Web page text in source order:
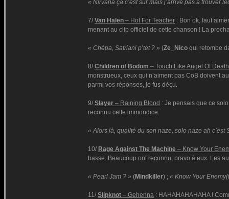
« Nirvana ça c’est sûr mais j’arrive pas à trouver
7/ Van Halen – Hot For Teacher : Bon ok, faut
menant au clip officiel de cette chanson ! La
« Chépa, Satriani p’tet ? » (Ze_Nico qui retombe
8/ Children of Bodom – Touch Like Angel Of Death
monstrueux, ceux qui n’aiment pas CoB doivent
parmi vos réponses, je fus déçu.
9/ Slayer – Raining Blood : Je pensais que ce
reconnu cette immondice.
« Alors là, qualité du son naze, solo naze ah c’est
10/ Rage Against The Machine – Know Your
basse. Beaucoup ont reconnu, bravo à eux. Les
« Pearl Jam ? » (Mindkiller) ; « Know Your
11/ Slipknot – Gehenna : HAHAHAHAHAHA !